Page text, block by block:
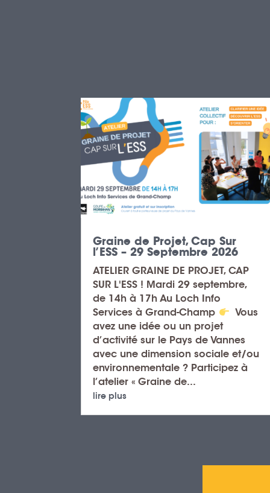
Graine de Projet, Cap Sur
l’ESS – 29 Septembre 2026
ATELIER GRAINE DE PROJET, CAP
SUR L'ESS ! Mardi 29 septembre,
de 14h à 17h Au Loch Info
Services à Grand-Champ
Vous
avez une idée ou un projet
d’activité sur le Pays de Vannes
avec une dimension sociale et/ou
environnementale ? Participez à
l’atelier « Graine de...
lire plus